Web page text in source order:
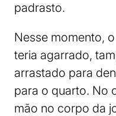
padrasto.
Nesse momento,
teria agarrado,
arrastado para
para o quarto. No
mão no corpo da